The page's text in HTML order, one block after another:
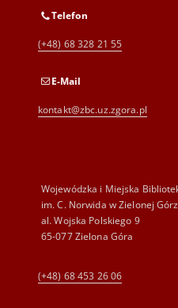
Telefon
(+48) 68 328 21 55
E-Mail
kontakt@zbc.uz.zgora.pl
Wojewódzka i Miejska
im. C. Norwida w Zielonej
al. Wojska Polskiego 9
65-077 Zielona Góra
(+48) 68 453 26 06